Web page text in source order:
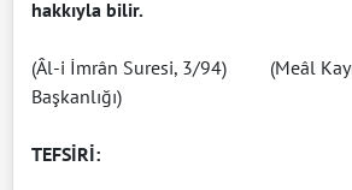
hakkıyla bilir.
(Âl-i İmrân Suresi, 3/94) (Meâl
Başkanlığı)
TEFSİRİ: